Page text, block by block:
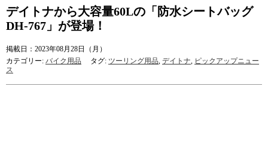
デイトナから大容量60Lの「防水シートバッグ
DH-767」が登場！
掲載日：2023年08月28日（月）
カテゴリー: バイク用品 タグ: ツーリング用品, デイトナ, ピックアップニュー
ス